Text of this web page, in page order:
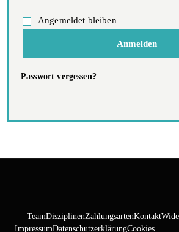
Angemeldet bleiben
Anmelden
Passwort vergessen?
TeamDisziplinenZahlungsartenKontakt
ImpressumDatenschutzerklärungCookies